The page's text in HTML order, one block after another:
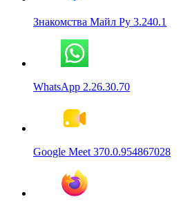
Знакомства Майл Ру 3.240.1
WhatsApp 2.26.30.70
Google Meet 370.0.954867028